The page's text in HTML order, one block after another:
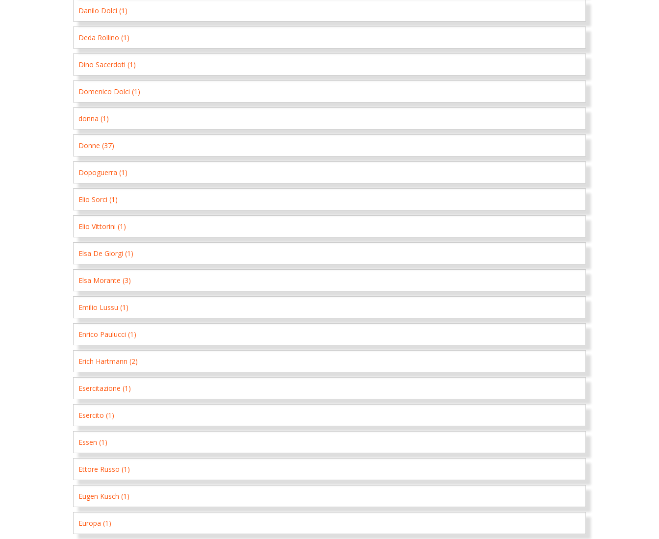
Danilo Dolci (1)
Deda Rollino (1)
Dino Sacerdoti (1)
Domenico Dolci (1)
donna (1)
Donne (37)
Dopoguerra (1)
Elio Sorci (1)
Elio Vittorini (1)
Elsa De Giorgi (1)
Elsa Morante (3)
Emilio Lussu (1)
Enrico Paulucci (1)
Erich Hartmann (2)
Esercitazione (1)
Esercito (1)
Essen (1)
Ettore Russo (1)
Eugen Kusch (1)
Europa (1)